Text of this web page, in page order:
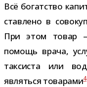
Всё богат­ство
став­лено в
При этом товар
помощь врача,
так­си­ста или
являться това­рами4